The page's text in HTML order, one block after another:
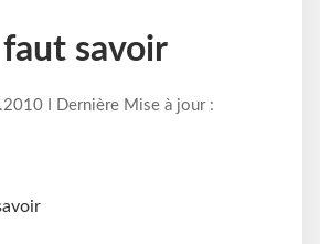
faut savoir
I Dernière Mise à jour :